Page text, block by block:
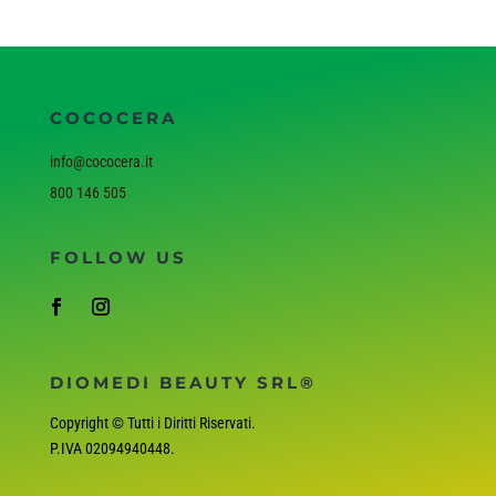
COCOCERA
info@cococera.it
800 146 505
FOLLOW US
DIOMEDI BEAUTY SRL®
Copyright © Tutti i Diritti Riservati.
P.IVA02094940448.